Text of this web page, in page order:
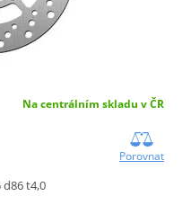
Na centrálním skladu v ČR
Porovnat
d86 t4,0